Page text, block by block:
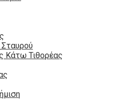
Κάτω Τιθορέας